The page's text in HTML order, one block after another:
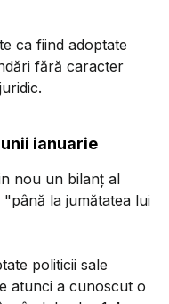
ca fiind adoptate
fără caracter
ianuarie
nou un bilanţ al
la jumătatea lui
politicii sale
atunci a cunoscut o